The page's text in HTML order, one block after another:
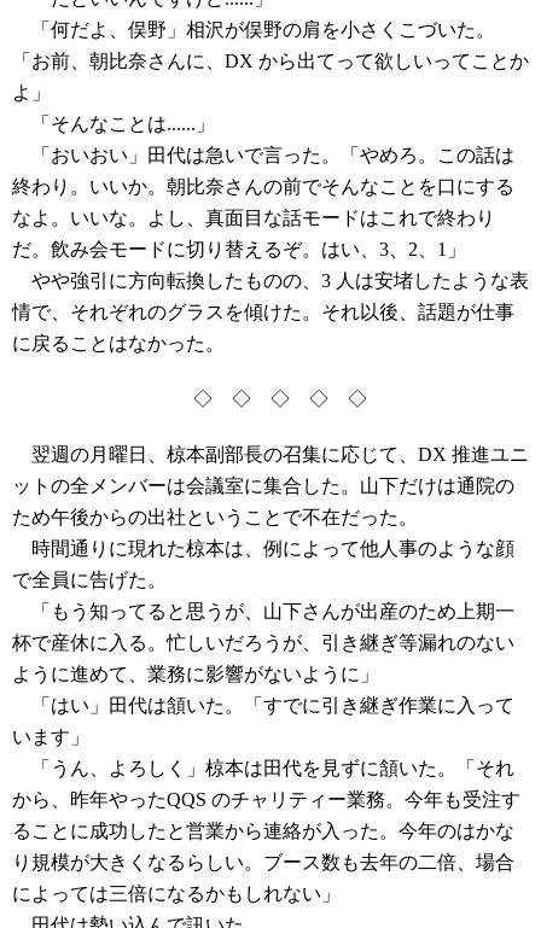
「何だよ、俣野」相沢が俣野の肩を小さくこづいた。
「お前、朝比奈さんに、DX から出てって欲しいってことか
よ」
「そんなことは......」
「おいおい」田代は急いで言った。「やめろ。この話は
終わり。いいか。朝比奈さんの前でそんなことを口にする
なよ。いいな。よし、真面目な話モードはこれで終わり
だ。飲み会モードに切り替えるぞ。はい、3、2、1」
やや強引に方向転換したものの、3 人は安堵したような表
情で、それぞれのグラスを傾けた。それ以後、話題が仕事
に戻ることはなかった。
◇ ◇ ◇ ◇ ◇
翌週の月曜日、椋本副部長の召集に応じて、DX 推進ユニ
ットの全メンバーは会議室に集合した。山下だけは通院の
ため午後からの出社ということで不在だった。
時間通りに現れた椋本は、例によって他人事のような顔
で全員に告げた。
「もう知ってると思うが、山下さんが出産のため上期一
杯で産休に入る。忙しいだろうが、引き継ぎ等漏れのない
ように進めて、業務に影響がないように」
「はい」田代は頷いた。「すでに引き継ぎ作業に入って
います」
「うん、よろしく」椋本は田代を見ずに頷いた。「それ
から、昨年やったQQS のチャリティー業務。今年も受注す
ることに成功したと営業から連絡が入った。今年のはかな
り規模が大きくなるらしい。ブース数も去年の二倍、場合
によっては三倍になるかもしれない」